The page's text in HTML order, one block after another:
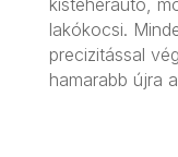
kisteherautó,
lakókocsi.
precizitással
hamarabb újra